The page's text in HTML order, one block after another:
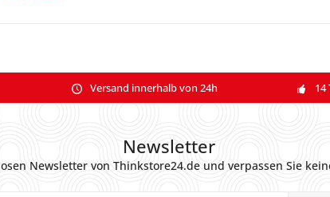
Versand innerhalb von 24h 14
Newsletter
Newsletter von Thinkstore24.de und verpassen Sie